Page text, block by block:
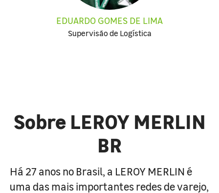
EDUARDO GOMES DE LIMA
Supervisão de Logística
Sobre LEROY MERLIN
BR
Há 27 anos no Brasil, a LEROY MERLIN é
uma das mais importantes redes de varejo,